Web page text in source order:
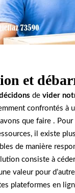
et
de vider
confrontés à
que faire .
il existe
de manière
consiste à
valeur pour
plateformes en